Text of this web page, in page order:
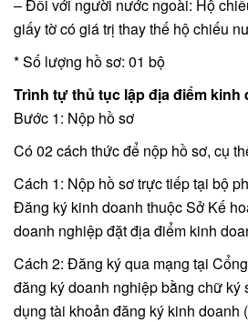
– Đối với người nước ngoài: Hộ
giấy tờ có giá trị thay thế hộ chiếu
* Số lượng hồ sơ: 01 bộ
Trình tự thủ tục lập địa điểm kinh
Bước 1: Nộp hồ sơ
Có 02 cách thức để nộp hồ sơ, cụ
Cách 1: Nộp hồ sơ trực tiếp tại bộ
Đăng ký kinh doanh thuộc Sở Kế
doanh nghiệp đặt địa điểm kinh
Cách 2: Đăng ký qua mạng tại
đăng ký doanh nghiệp bằng chữ ký
dụng tài khoản đăng ký kinh doanh